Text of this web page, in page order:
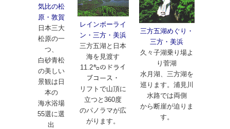
気比の松
原・敦賀
日本三大
松原の一
つ、
白砂青松
の美しい
景観は日
本の
海水浴場
55選に選
出
レインボーライ
ン・三方・美浜
三方五湖と日本
海を見渡す
11.2㌔のドライ
ブコース・
リフトで山頂に
立つと360度
のパノラマが広
がります。
三方五湖めぐり・
三方・美浜
久々子湖乗り場よ
り菅湖
水月湖、三方湖を
巡ります。浦見川
水路では両側
から断崖が迫りま
す。